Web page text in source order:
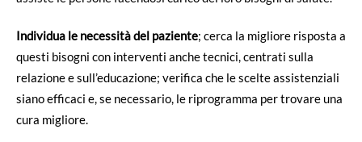
Individua le necessità del paziente; cerca la migliore risposta a
questi bisogni con interventi anche tecnici, centrati sulla
relazione e sull’educazione; verifica che le scelte assistenziali
siano efficaci e, se necessario, le riprogramma per trovare una
cura migliore.